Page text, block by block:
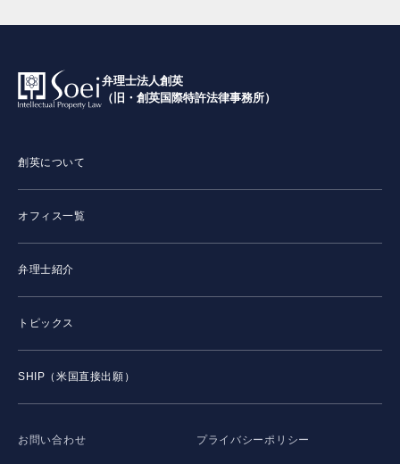
弁理士法人創英
（旧・創英国際特許法律事務所）
創英について
オフィス一覧
弁理士紹介
トピックス
SHIP（米国直接出願）
お問い合わせ プライバシーポリシー